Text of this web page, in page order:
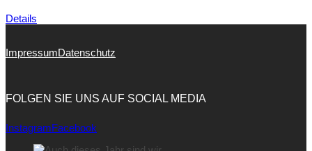
Details
ImpressumDatenschutz
FOLGEN SIE UNS AUF SOCIAL MEDIA
InstagramFacebook